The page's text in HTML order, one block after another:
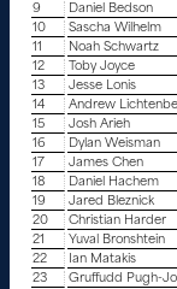
9
Daniel Bedson
10
Sascha Wilhelm
11
Noah Schwartz
12
Toby Joyce
13
Jesse Lonis
14
Andrew
15
Josh Arieh
16
Dylan Weisman
17
James Chen
18
Daniel Hachem
19
Jared Bleznick
20
Christian Harder
21
Yuval Bronshtein
22
Ian Matakis
23
Gruffudd Pugh-